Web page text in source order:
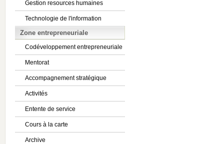
Gestion resources humaines
Technologie de l'information
Zone entrepreneuriale
Codéveloppement entrepreneuriale
Mentorat
Accompagnement stratégique
Activités
Entente de service
Cours à la carte
Archive